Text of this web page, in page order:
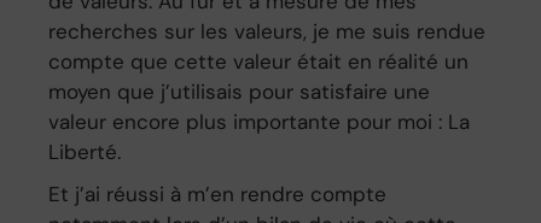
recherches sur les valeurs, je me suis rendue
compte que cette valeur était en réalité un
moyen que j’utilisais pour satisfaire une
valeur encore plus importante pour moi : La
Liberté.
Et j’ai réussi à m’en rendre compte